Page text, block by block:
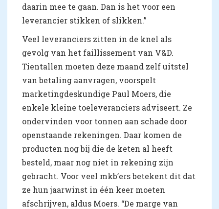
daarin mee te gaan. Dan is het voor een
leverancier stikken of slikken.”
Veel leveranciers zitten in de knel als
gevolg van het faillissement van V&D.
Tientallen moeten deze maand zelf uitstel
van betaling aanvragen, voorspelt
marketingdeskundige Paul Moers, die
enkele kleine toeleveranciers adviseert. Ze
ondervinden voor tonnen aan schade door
openstaande rekeningen. Daar komen de
producten nog bij die de keten al heeft
besteld, maar nog niet in rekening zijn
gebracht. Voor veel mkb’ers betekent dit dat
ze hun jaarwinst in één keer moeten
afschrijven, aldus Moers. “De marge van